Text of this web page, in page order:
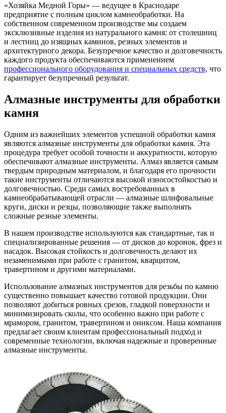
«Хозяйка Медной Горы» — ведущее в Краснодаре
предприятие с полным циклом камнеобработки. На
собственном современном производстве мы создаем
эксклюзивные изделия из натурального камня: от столешниц
и лестниц до изящных каминов, резных элементов и
архитектурного декора. Безупречное качество и долговечность
каждого продукта обеспечиваются применением
профессионального оборудования и специальных средств, что
гарантирует безупречный результат.
Алмазные инструменты для обработки
камня
Одним из важнейших элементов успешной обработки камня
являются алмазные инструменты для обработки камня. Эта
процедура требует особой точности и аккуратности, которую
обеспечивают алмазные инструменты. Алмаз является самым
твердым природным материалом, и благодаря его прочности
такие инструменты отличаются высокой износостойкостью и
долговечностью. Среди самых востребованных в
камнеобрабатывающей отрасли — алмазные шлифовальные
круги, диски и резцы, позволяющие также выполнять
сложные резные элементы.
В нашем производстве используются как стандартные, так и
специализированные решения — от дисков до коронок, фрез и
насадок. Высокая стойкость и долговечность делают их
незаменимыми при работе с гранитом, кварцитом,
травертином и другими материалами.
Использование алмазных инструментов для резьбы по камню
существенно повышает качество готовой продукции. Они
позволяют добиться ровных срезов, гладкой поверхности и
минимизировать сколы, что особенно важно при работе с
мрамором, гранитом, травертином и ониксом. Наша компания
предлагает своим клиентам профессиональный подход и
современные технологии, включая надежные и проверенные
алмазные инструменты.